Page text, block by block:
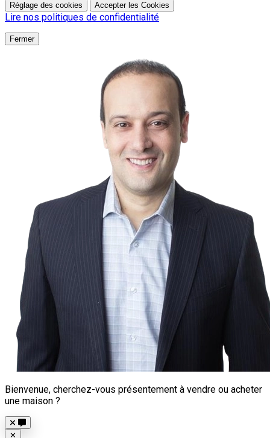
Réglage des cookies Accepter les Cookies
Lire nos politiques de confidentialité
Fermer
Bienvenue, cherchez-vous présentement à vendre ou acheter
une maison ?
Close
✕